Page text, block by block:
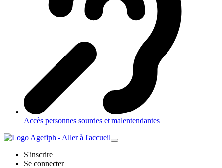
Accès personnes sourdes et malentendantes
S'inscrire
Se connecter